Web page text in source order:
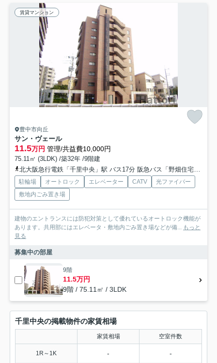
賃貸マンション
豊中市向丘
サン・ヴェール
11.5万円 管理/共益費10,000円
75.11㎡ (3LDK) /築32年 /9階建
北大阪急行電鉄「千里中央」駅 バス17分 阪急バス「野畑住宅前」 停歩5分
駐輪場 オートロック エレベーター CATV
光ファイバー
敷地内ごみ置き場
建物のエントランスには防犯対策として優れているオートロック機能が
あります。共用部にはエレベータ・敷地内ごみ置き場などが備... もっと
見る
募集中の部屋
9階
11.5万円
9階 / 75.11㎡ / 3LDK
千里中央の掲載物件の家賃相場
家賃相場 空室件数
1R～1K - -